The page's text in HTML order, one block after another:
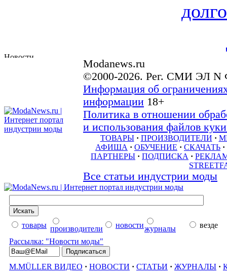
Modanews.ru
©2000-2026. Рег. СМИ ЭЛ N
Информация об
информации 18+
Политика в отношении
и использования файлов
ТОВАРЫ · ПРОИЗВОДИТЕЛИ ·
АФИША · ОБУЧЕНИЕ · СКАЧАТЬ ·
ПАРТНЕРЫ · ПОДПИСКА ·
Все статьи индустрии моды
товары производители новостижурналы
везде
Рассылка: "Новости моды"
M.MÜLLER ВИДЕО · НОВОСТИ · СТАТЬИ · ЖУРНАЛЫ ·